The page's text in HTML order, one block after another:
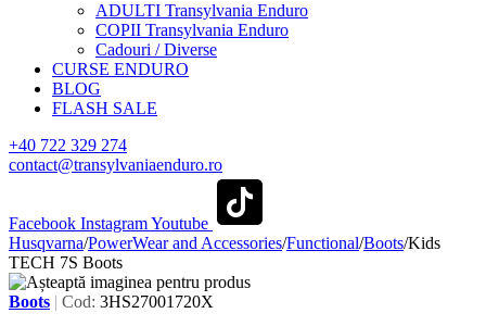
ADULTI Transylvania Enduro
COPII Transylvania Enduro
Cadouri / Diverse
CURSE ENDURO
BLOG
FLASH SALE
+40 722 329 274
contact@transylvaniaenduro.ro
Facebook InstagramYoutube
Husqvarna/PowerWear and Accessories/Functional/Boots/Kids
TECH 7S Boots
Boots | Cod: 3HS27001720X